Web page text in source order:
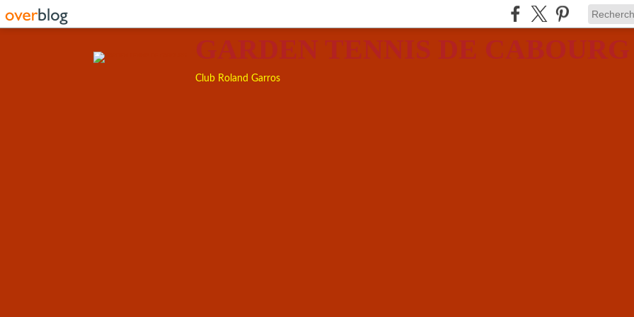
GARDEN TENNIS DE CABOURG
Club Roland Garros